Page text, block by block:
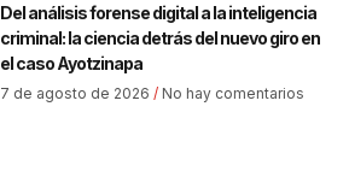
Del análisis forense digital a la inteligencia
criminal: la ciencia detrás del nuevo giro en
el caso Ayotzinapa
7 de agosto de 2026 No hay comentarios